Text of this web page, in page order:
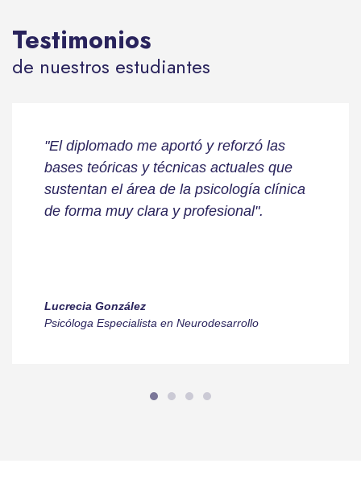
Testimonios
de nuestros estudiantes
"El diplomado me aportó y reforzó las
bases teóricas y técnicas actuales que
sustentan el área de la psicología clínica
de forma muy clara y profesional".
Lucrecia González
Psicóloga Especialista en Neurodesarrollo